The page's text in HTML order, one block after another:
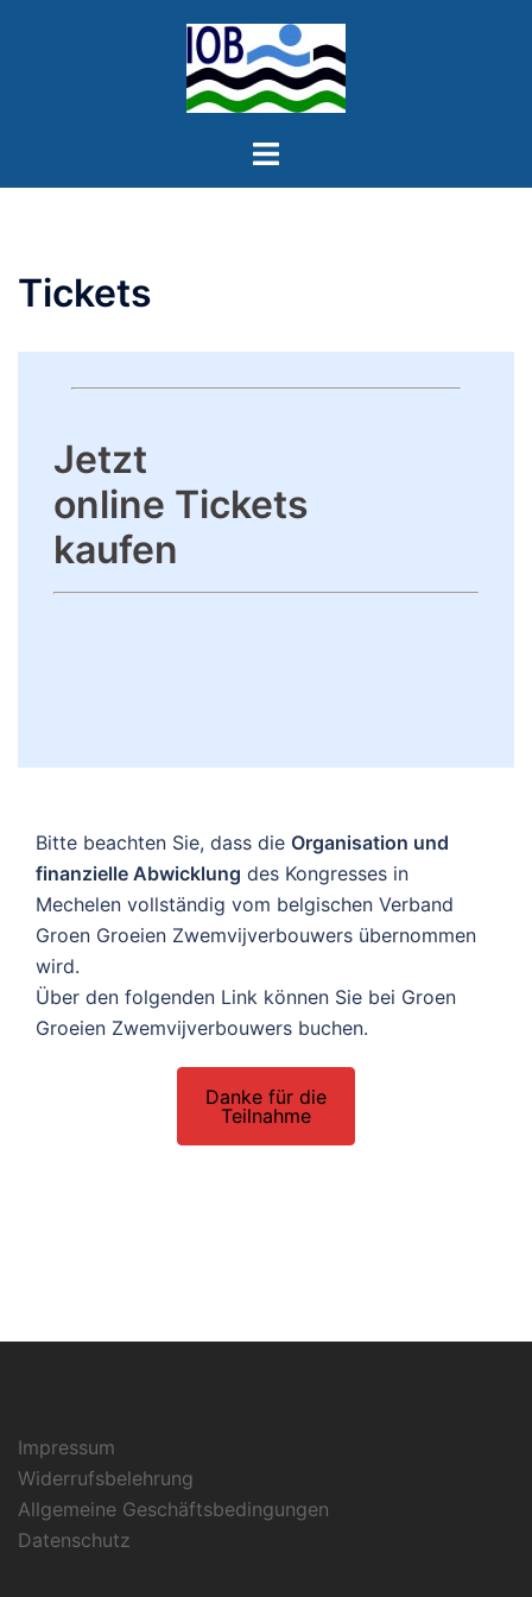
Menü
Tickets
Jetzt
online Tickets
kaufen
Bitte beachten Sie, dass die Organisation und
finanzielle Abwicklung des Kongresses in
Mechelen vollständig vom belgischen Verband
Groen Groeien Zwemvijverbouwers übernommen
wird.
Über den folgenden Link können Sie bei Groen
Groeien Zwemvijverbouwers buchen.
Danke für die
Teilnahme
Impressum
Widerrufsbelehrung
Allgemeine Geschäftsbedingungen
Datenschutz